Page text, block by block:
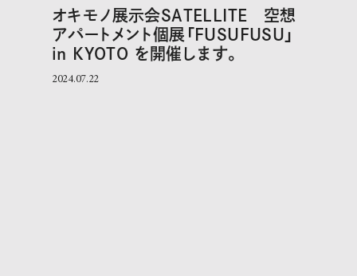
オキモノ展示会SATELLITE 空想
アパートメント個展「FUSUFUSU」
in KYOTO を開催します。
2024.07.22